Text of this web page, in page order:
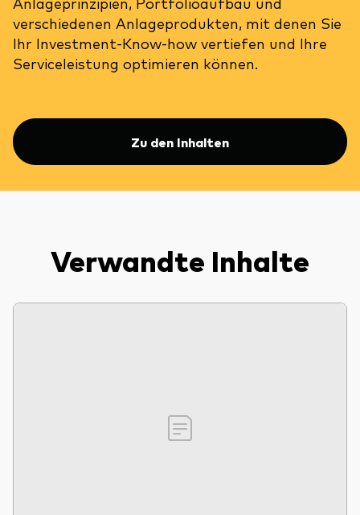
verschiedenen Anlageprodukten, mit denen Sie
Ihr Investment-Know-how vertiefen und Ihre
Serviceleistung optimieren können.
Zu den Inhalten
Verwandte Inhalte